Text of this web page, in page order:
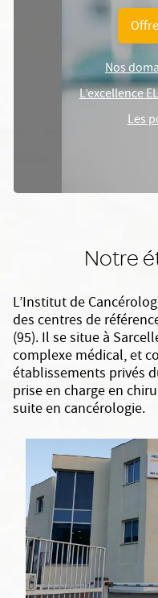
Nos
L’excellence
Les
Notre
L’Institut de
des centres de
(95). Il se situe à
complexe médical, et
établissements privés
prise en charge en
suite en cancérologie.